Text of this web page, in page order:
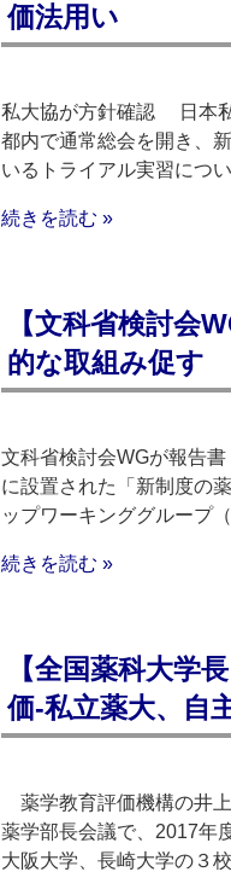
価法用い
私大協が方針確認 日本私
都内で通常総会を開き、
いるトライアル実習につい
続きを読む »
【文科省検討会
的な取組み促す
文科省検討会WGが報告
に設置された「新制度の
ップワーキンググループ
続きを読む »
【全国薬科大学
価‐私立薬大、自
薬学教育評価機構の井
薬学部長会議で、2017年
大阪大学、長崎大学の３